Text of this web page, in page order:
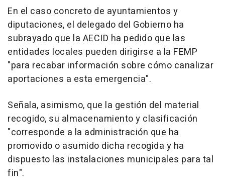
En el caso concreto de ayuntamientos y
diputaciones, el delegado del Gobierno ha
subrayado que la AECID ha pedido que las
entidades locales pueden dirigirse a la FEMP
"para recabar información sobre cómo canalizar
aportaciones a esta emergencia".
Señala, asimismo, que la gestión del material
recogido, su almacenamiento y clasificación
"corresponde a la administración que ha
promovido o asumido dicha recogida y ha
dispuesto las instalaciones municipales para tal
fin".